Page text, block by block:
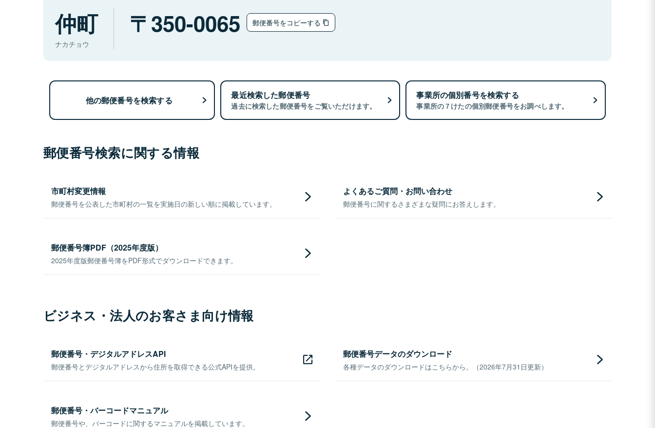
仲町
ナカチョウ
350-0065 郵便番号をコピーする
他の郵便番号を検索する 最近検索した郵便番号
過去に検索した郵便番号をご覧いただけます。
事業所の個別番号を検索する
事業所の７けたの個別郵便番号をお調べします。
郵便番号検索に関する情報
市町村変更情報
郵便番号を公表した市町村の一覧を実施日の新しい順に掲載しています。
よくあるご質問・お問い合わせ
郵便番号に関するさまざまな疑問にお答えします。
郵便番号簿PDF（2025年度版）
2025年度版郵便番号簿をPDF形式でダウンロードできます。
ビジネス・法人のお客さま向け情報
郵便番号・デジタルアドレスAPI
郵便番号とデジタルアドレスから住所を取得できる公式APIを提供。
郵便番号データのダウンロード
各種データのダウンロードはこちらから。（2026年7月31日更新）
郵便番号・バーコードマニュアル
郵便番号や、バーコードに関するマニュアルを掲載しています。